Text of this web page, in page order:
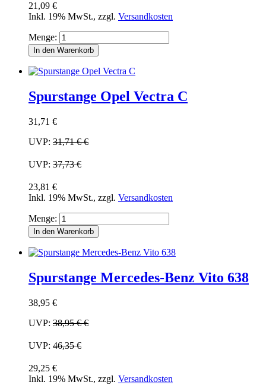
21,09 €
Inkl. 19% MwSt., zzgl. Versandkosten
Menge:
In den Warenkorb
Spurstange Opel Vectra C
31,71 €
UVP: 31,71 €€
UVP: 37,73 €
23,81 €
Inkl. 19% MwSt., zzgl. Versandkosten
Menge:
In den Warenkorb
Spurstange Mercedes-Benz Vito 638
38,95 €
UVP: 38,95 €€
UVP: 46,35 €
29,25 €
Inkl. 19% MwSt., zzgl. Versandkosten